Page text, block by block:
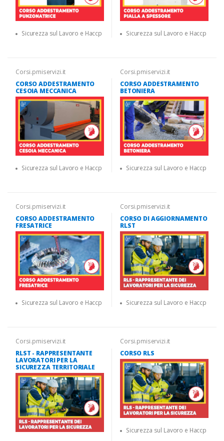
Sicurezza sul Lavoro e Haccp Sicurezza sul Lavoro e Haccp
Corsi.pmiservizi.it
CORSO ADDESTRAMENTO
CESOIA MECCANICA
Sicurezza sul Lavoro e Haccp
Corsi.pmiservizi.it
CORSO ADDESTRAMENTO
BETONIERA
Sicurezza sul Lavoro e Haccp
Corsi.pmiservizi.it
CORSO ADDESTRAMENTO
FRESATRICE
Sicurezza sul Lavoro e Haccp
Corsi.pmiservizi.it
CORSO DI AGGIORNAMENTO
RLST
Sicurezza sul Lavoro e Haccp
Corsi.pmiservizi.it
RLST - RAPPRESENTANTE
LAVORATORI PER LA
SICUREZZA TERRITORIALE
Corsi.pmiservizi.it
CORSO RLS
Sicurezza sul Lavoro e Haccp